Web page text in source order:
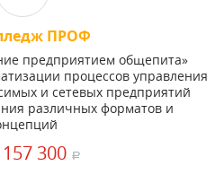
ПРОФ
предприятием общепита»
процессов управления
и сетевых предприятий
различных форматов и
157 300 a